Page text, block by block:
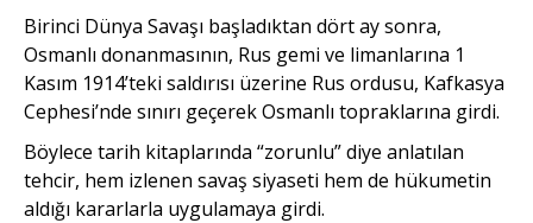
Birinci Dünya Savaşı başla­dıktan dört ay sonra,
Osmanlı donanmasının, Rus gemi ve limanla­rına 1
Kasım 1914’teki saldırısı üze­rine Rus ordusu, Kafkasya
Cephe­si’nde sınırı geçerek Osmanlı top­raklarına girdi.
Böylece tarih kitaplarında “zorunlu” diye anlatılan
tehcir, hem izlenen savaş siyaseti hem de hüku­metin
aldığı kararlarla uygulamaya girdi.